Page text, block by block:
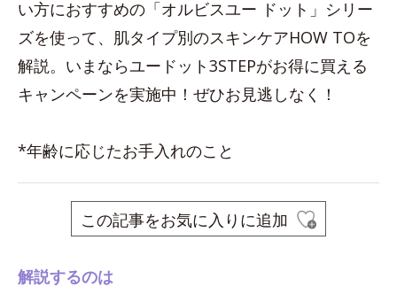
い方におすすめの「オルビスユー ドット」シリー
ズを使って、肌タイプ別のスキンケアHOW TOを
解説。いまならユードット3STEPがお得に買える
キャンペーンを実施中！ぜひお見逃しなく！
*年齢に応じたお手入れのこと
この記事をお気に入りに追加
解説するのは